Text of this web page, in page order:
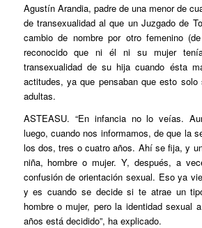
Agustín Arandia, padre de una menor de
de transexualidad al que un Juzgado de
cambio de nombre por otro femenino
reconocido que ni él ni su mujer
transexualidad de su hija cuando ésta
actitudes, ya que pensaban que esto solo
adultas.
ASTEASU. “En infancia no lo veías.
luego, cuando nos informamos, de que la
los dos, tres o cuatro años. Ahí se fija, y
niña, hombre o mujer. Y, después, a
confusión de orientación sexual. Eso ya
y es cuando se decide si te atrae un
hombre o mujer, pero la identidad sexual
años está decidido”, ha explicado.